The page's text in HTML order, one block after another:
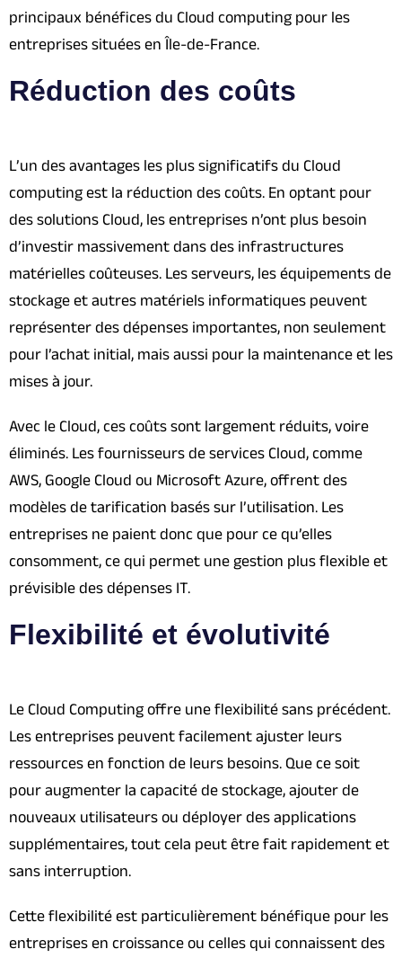
principaux bénéfices du Cloud computing pour les
entreprises situées en Île-de-France.
Réduction des coûts
L’un des avantages les plus significatifs du Cloud
computing est la réduction des coûts. En optant pour
des solutions Cloud, les entreprises n’ont plus besoin
d’investir massivement dans des infrastructures
matérielles coûteuses. Les serveurs, les équipements de
stockage et autres matériels informatiques peuvent
représenter des dépenses importantes, non seulement
pour l’achat initial, mais aussi pour la maintenance et les
mises à jour.
Avec le Cloud, ces coûts sont largement réduits, voire
éliminés. Les fournisseurs de services Cloud, comme
AWS, Google Cloud ou Microsoft Azure, offrent des
modèles de tarification basés sur l’utilisation. Les
entreprises ne paient donc que pour ce qu’elles
consomment, ce qui permet une gestion plus flexible et
prévisible des dépenses IT.
Flexibilité et évolutivité
Le Cloud Computing offre une flexibilité sans précédent.
Les entreprises peuvent facilement ajuster leurs
ressources en fonction de leurs besoins. Que ce soit
pour augmenter la capacité de stockage, ajouter de
nouveaux utilisateurs ou déployer des applications
supplémentaires, tout cela peut être fait rapidement et
sans interruption.
Cette flexibilité est particulièrement bénéfique pour les
entreprises en croissance ou celles qui connaissent des